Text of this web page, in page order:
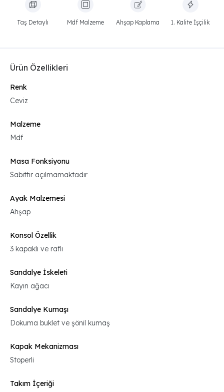
Taş Detaylı Mdf Malzeme Ahşap Kaplama 1. Kalite İşçilik
Ürün Özellikleri
Renk
Ceviz
Malzeme
Mdf
Masa Fonksiyonu
Sabittir açılmamaktadır
Ayak Malzemesi
Ahşap
Konsol Özellik
3 kapaklı ve raflı
Sandalye İskeleti
Kayın ağacı
Sandalye Kumaşı
Dokuma buklet ve şönil kumaş
Kapak Mekanizması
Stoperli
Takım İçeriği